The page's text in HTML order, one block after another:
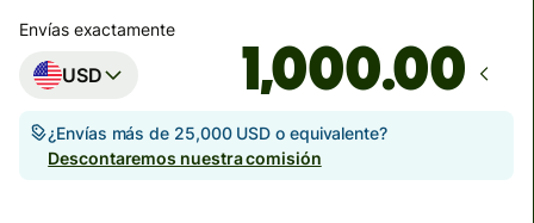
Envías exactamente
USD .00
¿Envías más de 25,000 USD o equivalente?
Descontaremos nuestra comisión